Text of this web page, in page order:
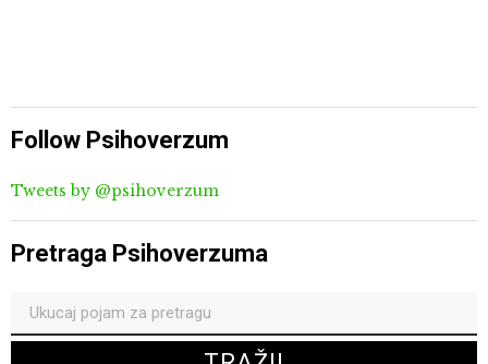
Follow Psihoverzum
Tweets by @psihoverzum
Pretraga Psihoverzuma